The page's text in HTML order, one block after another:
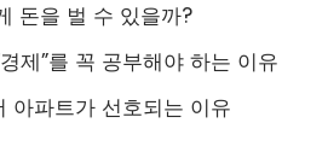
돈을 벌 수 있을까?
제”를 꼭 공부해야 하는 이유
아파트가 선호되는 이유